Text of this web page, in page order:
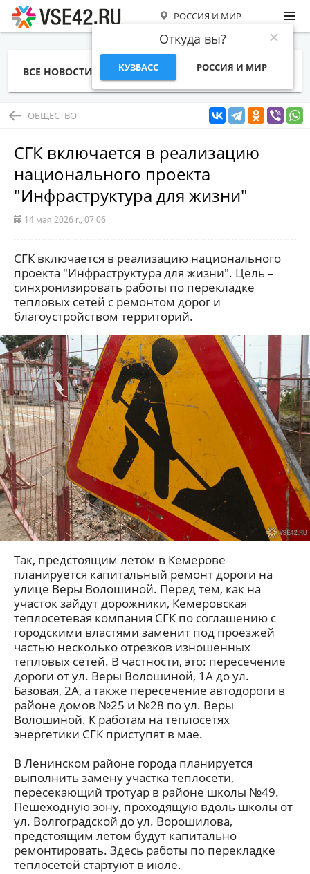
РОССИЯ И МИР
Откуда вы?
КУЗБАСС РОССИЯ И МИР
ВСЕ НОВОСТИ СТАТЬИ ТЕМЫ ФОТО
ОБЩЕСТВО
СГК включается в реализацию
национального проекта
"Инфраструктура для жизни"
14 мая 2026 г., 07:06
СГК включается в реализацию национального
проекта "Инфраструктура для жизни". Цель –
синхронизировать работы по перекладке
тепловых сетей с ремонтом дорог и
благоустройством территорий.
Так, предстоящим летом в Кемерове
планируется капитальный ремонт дороги на
улице Веры Волошиной. Перед тем, как на
участок зайдут дорожники, Кемеровская
теплосетевая компания СГК по соглашению с
городскими властями заменит под проезжей
частью несколько отрезков изношенных
тепловых сетей. В частности, это: пересечение
дороги от ул. Веры Волошиной, 1А до ул.
Базовая, 2А, а также пересечение автодороги в
районе домов №25 и №28 по ул. Веры
Волошиной. К работам на теплосетях
энергетики СГК приступят в мае.
В Ленинском районе города планируется
выполнить замену участка теплосети,
пересекающий тротуар в районе школы №49.
Пешеходную зону, проходящую вдоль школы от
ул. Волгоградской до ул. Ворошилова,
предстоящим летом будут капитально
ремонтировать. Здесь работы по перекладке
теплосетей стартуют в июле.